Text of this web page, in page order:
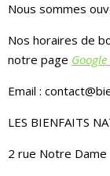
Nous sommes
Nos horaires de
notre page
Email :
LES BIENFAITS
2 rue Notre